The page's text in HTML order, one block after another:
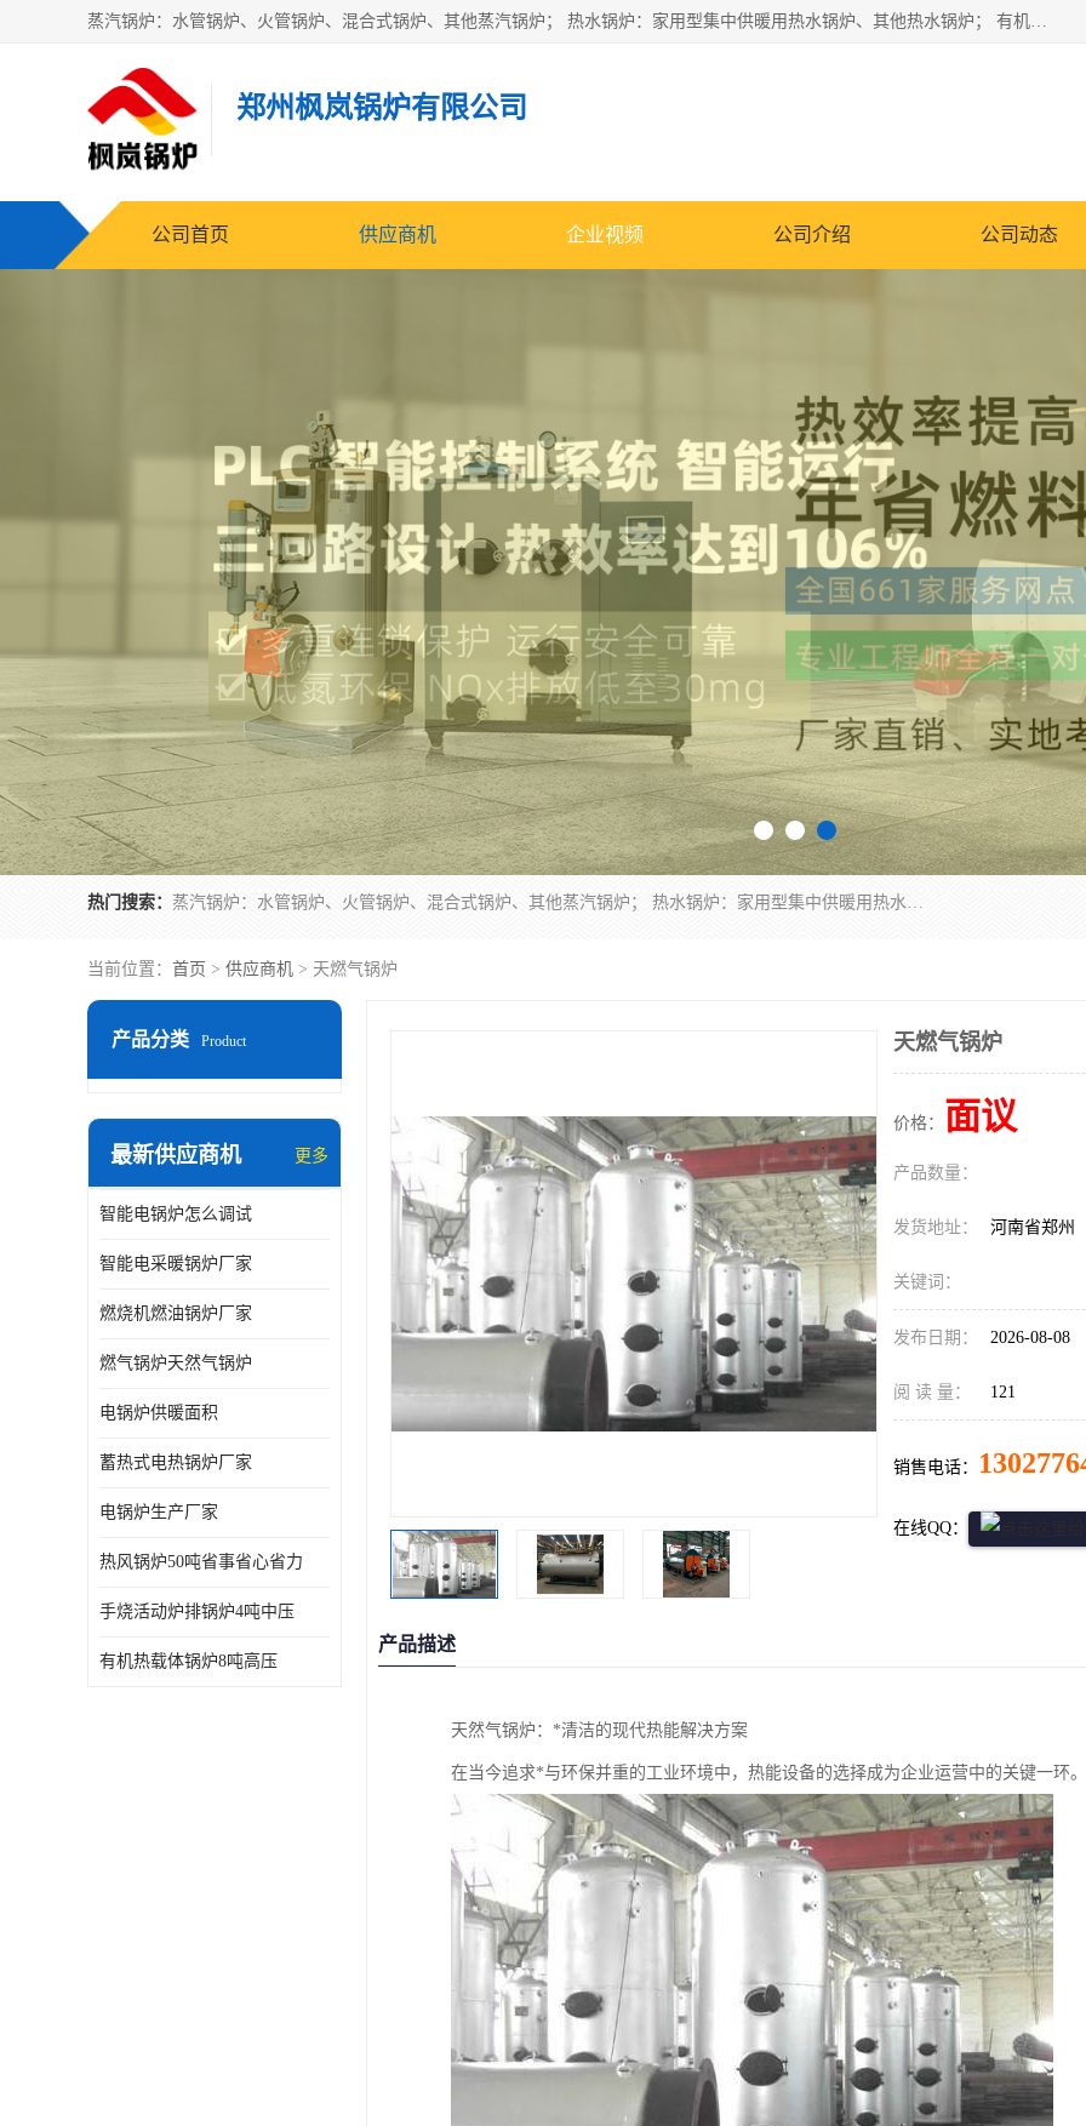
蒸汽锅炉：水管锅炉、火管锅炉、混合式锅炉、其他蒸汽锅炉； 热水锅炉：家用型集中供暖用热水锅炉、其他热水锅炉； 有机热载体锅炉； 船用蒸汽锅炉； （锅炉用辅助设备及装置）蒸汽冷凝器：表面冷凝器、混合式冷凝器、空冷式冷凝器、其他蒸汽冷凝器； 锅炉用辅助设备：节热器、蒸汽收集器、蓄能器、烟垢清除器、气体回收器、泥渣刮除器、空气预热器、其他锅炉用辅助设备；
郑州枫岚锅炉有限公司
公司首页 供应商机 企业视频 公司介绍 公司动态
热门搜索： 蒸汽锅炉：水管锅炉、火管锅炉、混合式锅炉、其他蒸汽锅炉； 热水锅炉：家用型集中供暖用热水锅炉、其他热水锅炉； 有机热载体锅炉； 船用蒸汽锅炉； （锅炉用辅助设备及装置）蒸汽冷凝器：表面冷凝器、混合式冷凝器、空冷式冷凝器、其他蒸汽冷凝器； 锅炉用辅助设备：节热器、蒸汽收集器、蓄能器、烟垢清除器、气体回收器、泥渣刮除器、空气预热器、其他锅炉用辅助设备；
当前位置： 首页 > 供应商机 > 天燃气锅炉
产品分类 Product
最新供应商机 更多
智能电锅炉怎么调试
智能电采暖锅炉厂家
燃烧机燃油锅炉厂家
燃气锅炉天然气锅炉
电锅炉供暖面积
蓄热式电热锅炉厂家
电锅炉生产厂家
热风锅炉50吨省事省心省力
手烧活动炉排锅炉4吨中压
有机热载体锅炉8吨高压
天燃气锅炉
价格： 面议
产品数量：
发货地址： 河南省郑州
关键词：
发布日期： 2026-08-08
阅 读 量： 121
销售电话：
在线QQ：
产品描述
天然气锅炉：*清洁的现代热能解决方案
在当今追求*与环保并重的工业环境中，热能设备的选择成为企业运营中的关键一环。